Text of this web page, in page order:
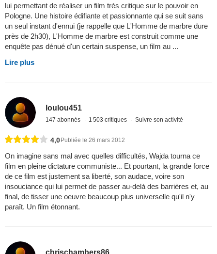
lui permettant de réaliser un film très critique sur le pouvoir en
Pologne. Une histoire édifiante et passionnante qui se suit sans
un seul instant d'ennui (je rappelle que L'Homme de marbre dure
près de 2h30), L'Homme de marbre est construit comme une
enquête pas dénué d'un certain suspense, un film au ...
Lire plus
loulou451
147 abonnés 1 503 critiques Suivre son activité
4,0Publiée le 26 mars 2012
On imagine sans mal avec quelles difficultés, Wajda tourna ce
film en pleine dictature communiste... Et pourtant, la grande force
de ce film est justement sa liberté, son audace, voire son
insouciance qui lui permet de passer au-delà des barrières et, au
final, de tisser une oeuvre beaucoup plus universelle qu'il n'y
paraît. Un film étonnant.